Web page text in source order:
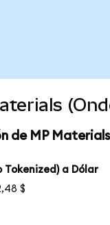
de MP
Tokenized) a Dólar
$